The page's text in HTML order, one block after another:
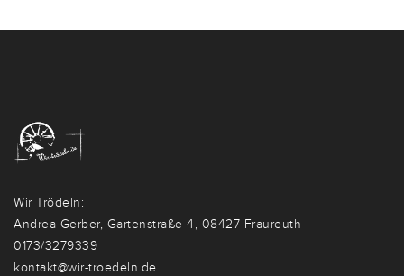
Wir Trödeln:
Andrea Gerber, Gartenstraße 4, 08427 Fraureuth
0173/3279339
kontakt@wir-troedeln.de